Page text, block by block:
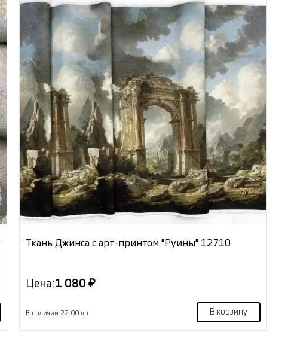
Ткань Джинса с арт-принтом "Руины" 12710
Цена:1 080 ₽
В наличии 22.00 шт В корзину